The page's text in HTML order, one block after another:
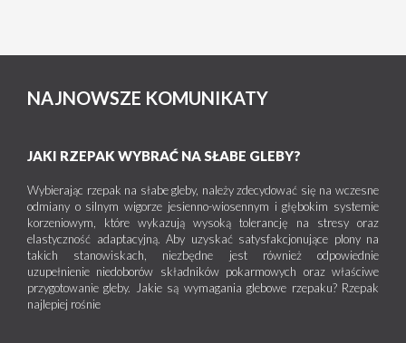
NAJNOWSZE KOMUNIKATY
JAKI RZEPAK WYBRAĆ NA SŁABE GLEBY?
Wybierając rzepak na słabe gleby, należy zdecydować się na wczesne
odmiany o silnym wigorze jesienno-wiosennym i głębokim systemie
korzeniowym, które wykazują wysoką tolerancję na stresy oraz
elastyczność adaptacyjną. Aby uzyskać satysfakcjonujące plony na
takich stanowiskach, niezbędne jest również odpowiednie
uzupełnienie niedoborów składników pokarmowych oraz właściwe
przygotowanie gleby. Jakie są wymagania glebowe rzepaku? Rzepak
najlepiej rośnie